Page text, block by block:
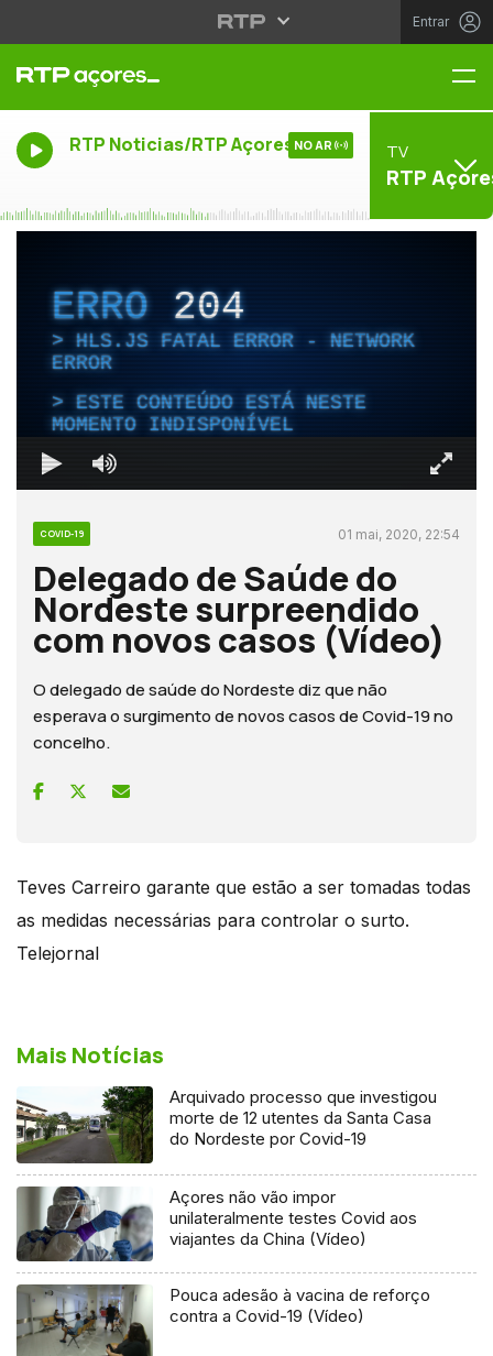
Entrar
RTP Noticias/RTP Açores NO AR TV
RTP
ERRO204
HLS.JS FATAL ERROR - NETWORK
ERROR
ESTE CONTEÚDO ESTÁ NESTE
MOMENTO INDISPONÍVEL
COVID-19 01 mai, 2020, 22:54
Delegado de Saúde do
Nordeste surpreendido
com novos casos (Vídeo)
O delegado de saúde do Nordeste diz que não
esperava o surgimento de novos casos de Covid-19 no
concelho.
Teves Carreiro garante que estão a ser tomadas todas
as medidas necessárias para controlar o surto.
Telejornal
Mais Notícias
Arquivado processo que investigou
morte de 12 utentes da Santa Casa
do Nordeste por Covid-19
Açores não vão impor
unilateralmente testes Covid aos
viajantes da China (Vídeo)
Pouca adesão à vacina de reforço
contra a Covid-19 (Vídeo)